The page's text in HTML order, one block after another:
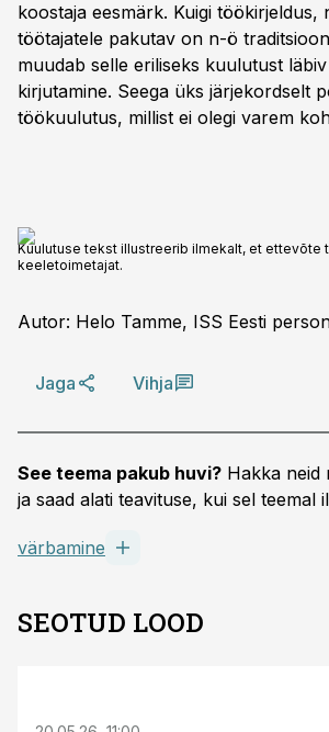
koostaja eesmärk. Kuigi töökirjeldus,
töötajatele pakutav on n-ö
muudab selle eriliseks kuulutust
kirjutamine. Seega üks järjekordselt
töökuulutus, millist ei olegi varem
Kuulutuse tekst illustreerib ilmekalt, et ettevõte
keeletoimetajat.
Autor: Helo Tamme, ISS Eesti
Jaga Vihja
See teema pakub huvi? Hakka neid
ja saad alati teavituse, kui sel teemal
värbamine
SEOTUD LOOD